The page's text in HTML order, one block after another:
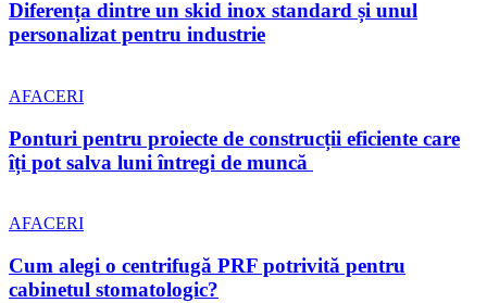
Diferența dintre un skid inox standard și unul
personalizat pentru industrie
AFACERI
Ponturi pentru proiecte de construcții eficiente care
îți pot salva luni întregi de muncă
AFACERI
Cum alegi o centrifugă PRF potrivită pentru
cabinetul stomatologic?